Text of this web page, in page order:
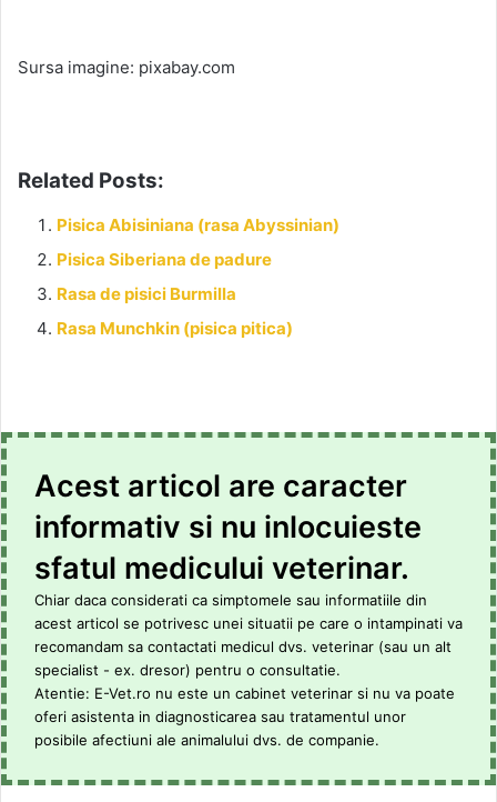
Sursa imagine: pixabay.com
Related Posts:
Pisica Abisiniana (rasa Abyssinian)
Pisica Siberiana de padure
Rasa de pisici Burmilla
Rasa Munchkin (pisica pitica)
Acest articol are caracter
informativ si nu inlocuieste
sfatul medicului veterinar.
Chiar daca considerati ca simptomele sau informatiile din
acest articol se potrivesc unei situatii pe care o intampinati va
recomandam sa contactati medicul dvs. veterinar (sau un alt
specialist - ex. dresor) pentru o consultatie.
Atentie: E-Vet.ro nu este un cabinet veterinar si nu va poate
oferi asistenta in diagnosticarea sau tratamentul unor
posibile afectiuni ale animalului dvs. de companie.